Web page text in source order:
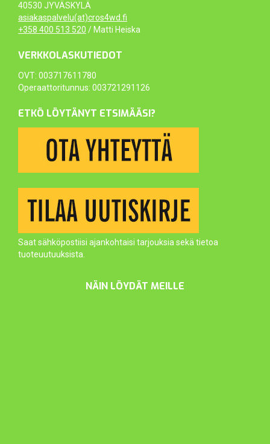
40530 JYVÄSKYLÄ
asiakaspalvelu(at)cros4wd.fi
+358 400 513 520 / Matti Heiska
VERKKOLASKUTIEDOT
OVT: 003717611780
Operaattoritunnus: 003721291126
ETKÖ LÖYTÄNYT ETSIMÄÄSI?
Saat sähköpostiisi ajankohtaisi tarjouksia sekä tietoa
tuoteuutuuksista.
NÄIN LÖYDÄT MEILLE